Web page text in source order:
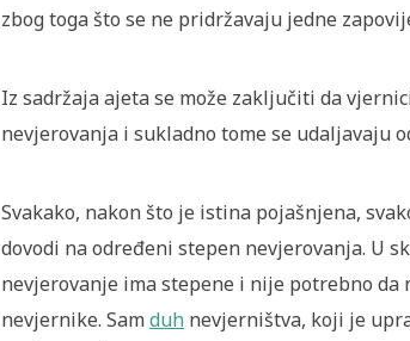
zbog toga što se ne pridržavaju jedne
Iz sadržaja ajeta se može zaključiti da
nevjerovanja i sukladno tome se udaljavaju
Svakako, nakon što je istina pojašnjena,
dovodi na određeni stepen nevjerovanja. U
nevjerovanje ima stepene i nije potrebno
nevjernike. Samduh nevjerništva, koji je